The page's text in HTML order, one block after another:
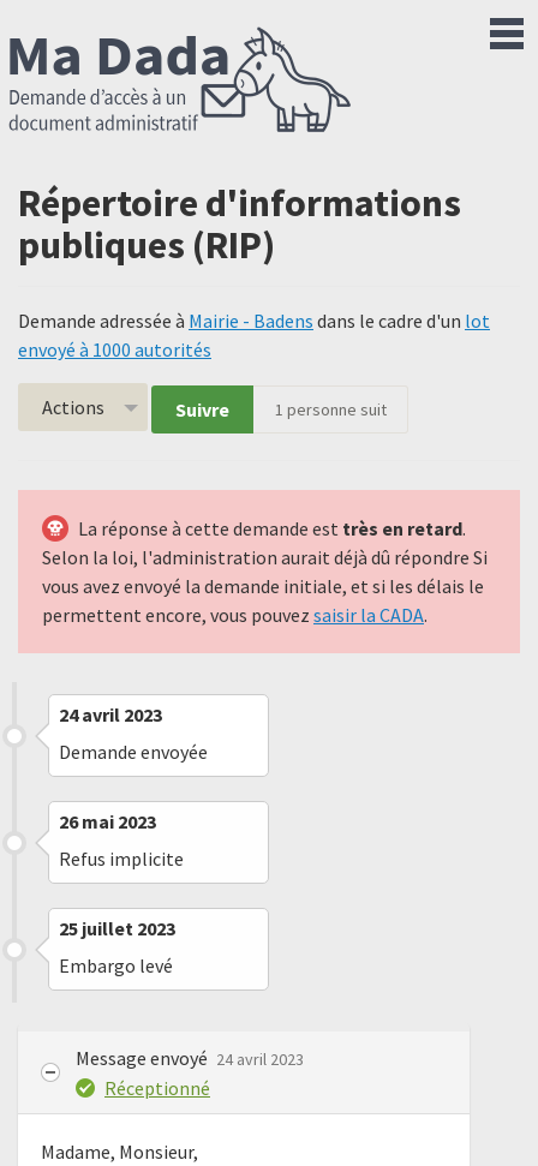
Répertoire d'informations
publiques (RIP)
Demande adressée à Mairie - Badens dans le cadre d'un lot
envoyé à 1000 autorités
Actions Suivre 1 personne suit
La réponse à cette demande est très en retard.
Selon la loi, l'administration aurait déjà dû répondre Si
vous avez envoyé la demande initiale, et si les délais le
permettent encore, vous pouvez saisir la CADA.
24 avril 2023
Demande envoyée
26 mai 2023
Refus implicite
25 juillet 2023
Embargo levé
Message envoyé 24 avril 2023
Réceptionné
Madame, Monsieur,